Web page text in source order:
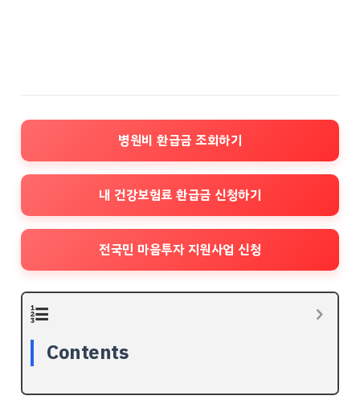
병원비 환급금 조회하기
내 건강보험료 환급금 신청하기
전국민 마음투자 지원사업 신청
Contents